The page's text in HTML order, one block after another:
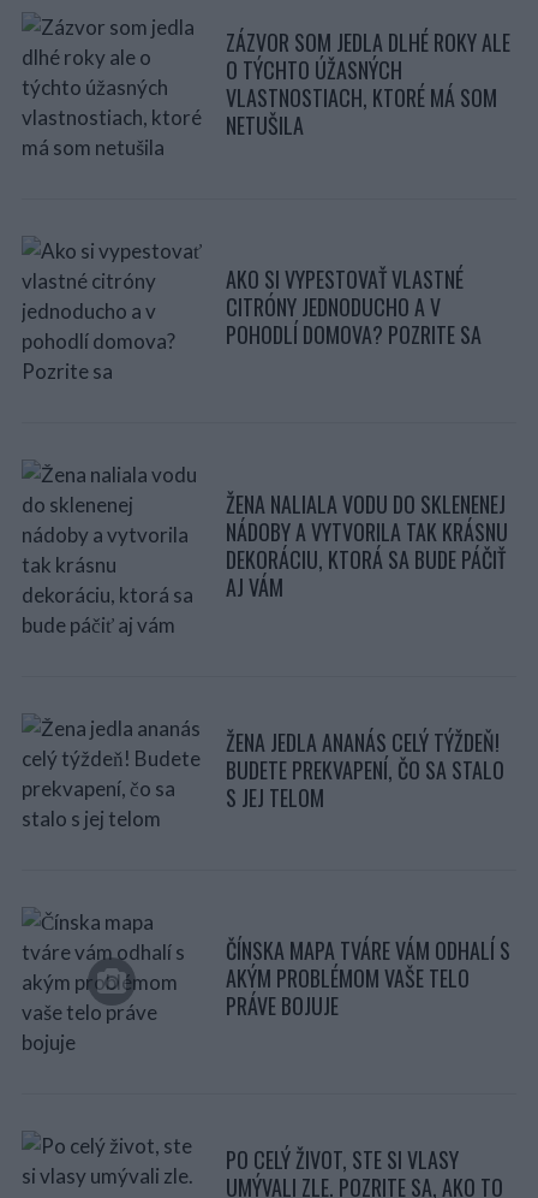
ZÁZVOR SOM JEDLA DLHÉ ROKY ALE
O TÝCHTO ÚŽASNÝCH
VLASTNOSTIACH, KTORÉ MÁ SOM
NETUŠILA
AKO SI VYPESTOVAŤ VLASTNÉ
CITRÓNY JEDNODUCHO A V
POHODLÍ DOMOVA? POZRITE SA
ŽENA NALIALA VODU DO SKLENENEJ
NÁDOBY A VYTVORILA TAK KRÁSNU
DEKORÁCIU, KTORÁ SA BUDE PÁČIŤ
AJ VÁM
ŽENA JEDLA ANANÁS CELÝ TÝŽDEŇ!
BUDETE PREKVAPENÍ, ČO SA STALO
S JEJ TELOM
ČÍNSKA MAPA TVÁRE VÁM ODHALÍ S
AKÝM PROBLÉMOM VAŠE TELO
PRÁVE BOJUJE
PO CELÝ ŽIVOT, STE SI VLASY
UMÝVALI ZLE. POZRITE SA, AKO TO